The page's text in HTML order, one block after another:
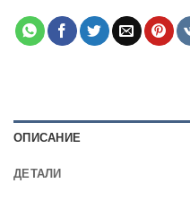
ОПИСАНИЕ
ДЕТАЛИ